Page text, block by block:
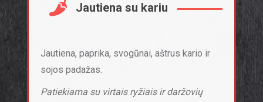
Jautiena su kariu
Jautiena, paprika, svogūnai, aštrus kario ir
sojos padažas.
Patiekiama su virtais ryžiais ir daržovių